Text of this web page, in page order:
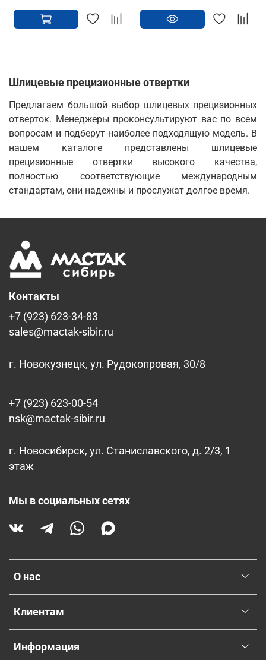
Шлицевые прецизионные отвертки
Предлагаем большой выбор шлицевых прецизионных
отверток. Менеджеры проконсультируют вас по всем
вопросам и подберут наиболее подходящую модель. В
нашем каталоге представлены шлицевые
прецизионные отвертки высокого качества,
полностью соответствующие международным
стандартам, они надежны и прослужат долгое время.
О нас
Клиентам
Информация
Контакты
+7 (923) 623-34-83
sales@mactak-sibir.ru
г. Новокузнецк, ул. Рудокопровая, 30/8
+7 (923) 623-00-54
nsk@mactak-sibir.ru
г. Новосибирск, ул. Станиславского, д. 2/3, 1
этаж
Мы в социальных сетях